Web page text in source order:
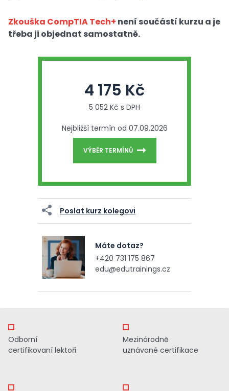
Zkouška CompTIA Tech+ není součástí kurzu a je
třeba ji objednat samostatně.
4 175 Kč
5 052 Kč s DPH
Nejbližší termín od 07.09.2026
VÝBĚR TERMÍNŮ
Poslat kurz kolegovi
Máte dotaz?
+420 731 175 867
edu@edutrainings.cz
Odborní
certifikovaní lektoři
Mezinárodně
uznávané certifikace